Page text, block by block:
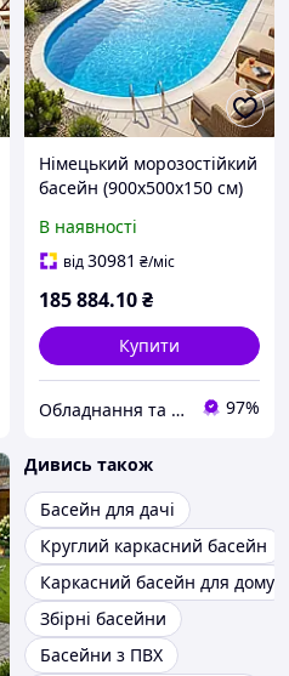
Німецький морозостійкий
басейн (900х500х150 см)
овальний, плівка 0.6 мм,
67.5 м³ металевий
В наявності
від30981 ₴/міс
185 884.10₴
Купити
Обладнання та хімія для басейнів з доставкою по всій Україні 97%
Дивись також
Басейн для дачі
Круглий каркасний басейн
Каркасний басейн для дому
Збірні басейни
Басейни з ПВХ